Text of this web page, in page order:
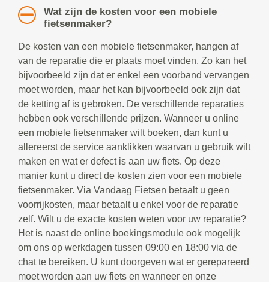
Wat zijn de kosten voor een mobiele
fietsenmaker?
De kosten van een mobiele fietsenmaker, hangen af
van de reparatie die er plaats moet vinden. Zo kan het
bijvoorbeeld zijn dat er enkel een voorband vervangen
moet worden, maar het kan bijvoorbeeld ook zijn dat
de ketting af is gebroken. De verschillende reparaties
hebben ook verschillende prijzen. Wanneer u online
een mobiele fietsenmaker wilt boeken, dan kunt u
allereerst de service aanklikken waarvan u gebruik wilt
maken en wat er defect is aan uw fiets. Op deze
manier kunt u direct de kosten zien voor een mobiele
fietsenmaker. Via Vandaag Fietsen betaalt u geen
voorrijkosten, maar betaalt u enkel voor de reparatie
zelf. Wilt u de exacte kosten weten voor uw reparatie?
Het is naast de online boekingsmodule ook mogelijk
om ons op werkdagen tussen 09:00 en 18:00 via de
chat te bereiken. U kunt doorgeven wat er gerepareerd
moet worden aan uw fiets en wanneer en onze